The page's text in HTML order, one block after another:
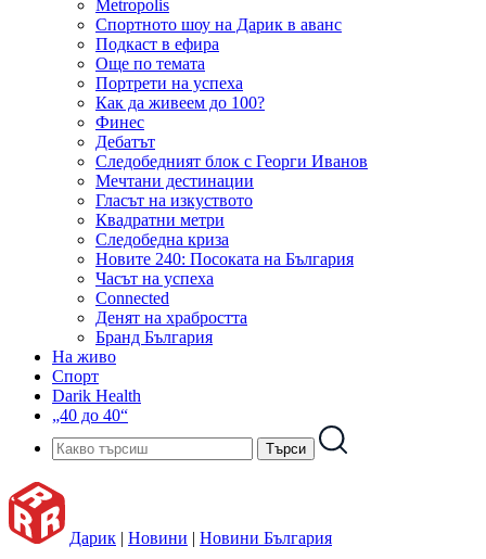
Metropolis
Спортното шоу на Дарик в аванс
Подкаст в ефира
Още по темата
Портрети на успеха
Как да живеем до 100?
Финес
Дебатът
Следобедният блок с Георги Иванов
Мечтани дестинации
Гласът на изкуството
Квадратни метри
Следобедна криза
Новите 240: Посоката на България
Часът на успеха
Connected
Денят на храбростта
Бранд България
На живо
Спорт
Darik Health
„40 до 40“
Дарик | Новини | Новини България